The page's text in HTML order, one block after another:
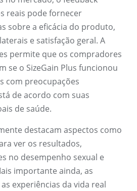
reais pode fornecer
sobre a eficácia do produto,
e satisfação geral. A
permite que os compradores
se o SizeGain Plus funcionou
com preocupações
de acordo com suas
de saúde.
destacam aspectos como
ver os resultados,
no desempenho sexual e
importante ainda, as
experiências da vida real